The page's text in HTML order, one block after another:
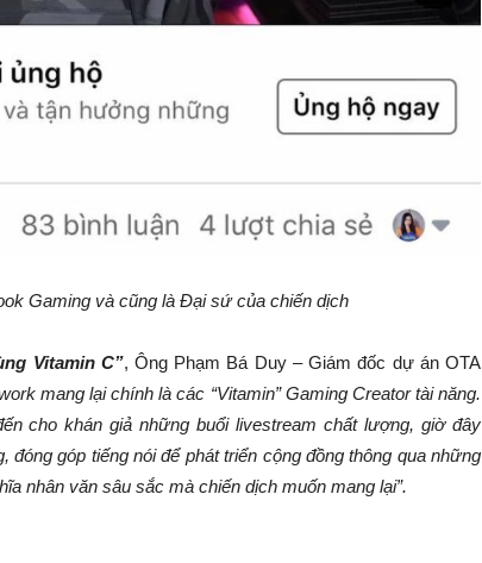
Gaming và cũng là Đại sứ của chiến dịch
Vitamin C”, Ông Phạm Bá Duy – Giám đốc dự án OTA
mang lại chính là các “Vitamin” Gaming Creator tài năng.
cho khán giả những buổi livestream chất lượng, giờ đây
góp tiếng nói để phát triển cộng đồng thông qua những
nhân văn sâu sắc mà chiến dịch muốn mang lại”.